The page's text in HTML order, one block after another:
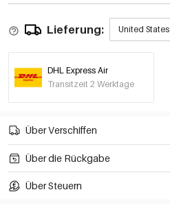
Lieferung: United States
DHL Express Air
Transitzeit 2 Werktage
Über Verschiffen
Über die Rückgabe
Über Steuern